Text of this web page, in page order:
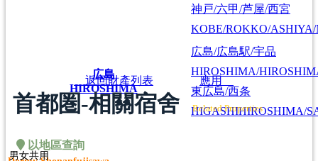
神戸/六甲/芦屋/西宮
KOBE/ROKKO/
広島
HIROSHIMA
広島/広島駅/宇品
HIROSHIMA/
東広島/西条
HIGASHIHIROSHIMA/
以地區查詢
返回財產列表 應用
首都圏-相關宿舍 Related Properties
男女共用